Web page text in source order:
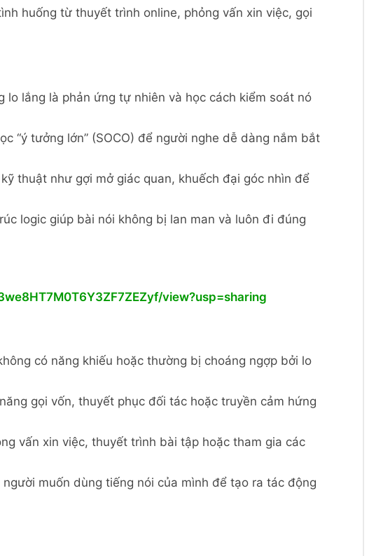
huống từ thuyết trình online, phỏng vấn xin việc, gọi
lắng là phản ứng tự nhiên và học cách kiểm soát nó
“ý tưởng lớn” (SOCO) để người nghe dễ dàng nắm bắt
thuật như gợi mở giác quan, khuếch đại góc nhìn để
logic giúp bài nói không bị lan man và luôn đi đúng
view?usp=sharing
có năng khiếu hoặc thường bị choáng ngợp bởi lo
gọi vốn, thuyết phục đối tác hoặc truyền cảm hứng
vấn xin việc, thuyết trình bài tập hoặc tham gia các
muốn dùng tiếng nói của mình để tạo ra tác động